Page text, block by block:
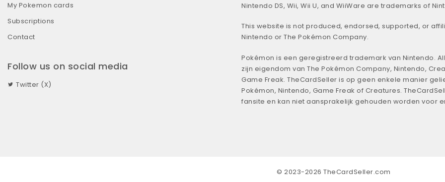
My Pokemon cards
Subscriptions
Contact
Follow us on social media
Twitter (X)
Nintendo DS, Wii, Wii U, and WiiWare are trademarks of
This website is not produced, endorsed, supported, or
Nintendo or The Pokémon Company.
Pokémon is een geregistreerd trademark van Nintendo.
zijn eigendom van The Pokémon Company, Nintendo,
Game Freak. TheCardSeller is op geen enkele manier
Pokémon, Nintendo, Game Freak of Creatures.
fansite en kan niet aansprakelijk gehouden worden voor
© 2023-2026 TheCardSeller.com